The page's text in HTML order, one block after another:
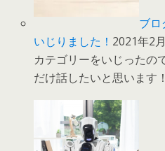
ブロ
いじりました！ 2021年2
カテゴリーをいじったの
だけ話したいと思います！